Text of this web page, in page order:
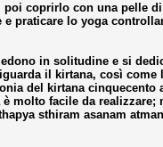
coprirlo con una pelle
praticare lo yoga
in solitudine e si
il kirtana, così
del kirtana
molto facile da
sthiram asanam